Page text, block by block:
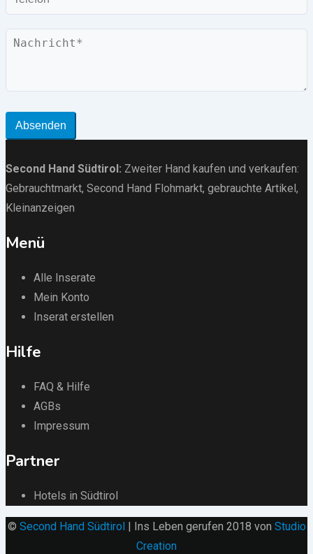
Nachricht
Absenden
Second Hand Südtirol : Zweiter Hand kaufen und verkaufen:
Gebrauchtmarkt, Second Hand Flohmarkt, gebrauchte Artikel ,
Kleinanzeigen
Menü
Alle Inserate
Mein Konto
Inserat erstellen
Hilfe
FAQ & Hilfe
AGBs
Impressum
Partner
Hotels in Südtirol
© Second Hand Südtirol | Ins Leben gerufen 2018 von Studio
Creation